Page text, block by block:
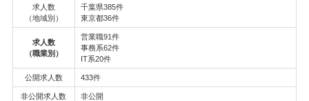
求人数
（地域別）
千葉県385件
東京都36件
求人数
（職業別）
営業職91件
事務系62件
IT系20件
公開求人数 433件
非公開求人数 非公開